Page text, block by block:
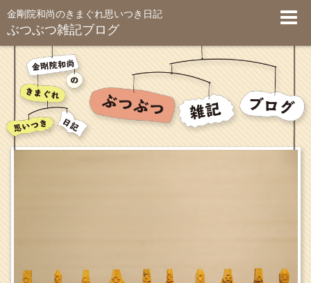
金剛院和尚のきまぐれ思いつき日記
ぶつぶつ雑記ブログ